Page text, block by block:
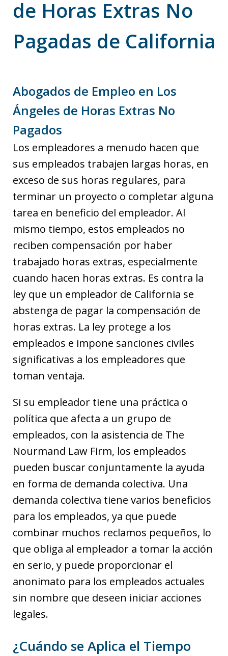
de Horas Extras No
Pagadas de California
Abogados de Empleo en Los
Ángeles de Horas Extras No
Pagados
Los empleadores a menudo hacen que
sus empleados trabajen largas horas, en
exceso de sus horas regulares, para
terminar un proyecto o completar alguna
tarea en beneficio del empleador. Al
mismo tiempo, estos empleados no
reciben compensación por haber
trabajado horas extras, especialmente
cuando hacen horas extras. Es contra la
ley que un empleador de California se
abstenga de pagar la compensación de
horas extras. La ley protege a los
empleados e impone sanciones civiles
significativas a los empleadores que
toman ventaja.
Si su empleador tiene una práctica o
política que afecta a un grupo de
empleados, con la asistencia de The
Nourmand Law Firm, los empleados
pueden buscar conjuntamente la ayuda
en forma de demanda colectiva. Una
demanda colectiva tiene varios beneficios
para los empleados, ya que puede
combinar muchos reclamos pequeños, lo
que obliga al empleador a tomar la acción
en serio, y puede proporcionar el
anonimato para los empleados actuales
sin nombre que deseen iniciar acciones
legales.
¿Cuándo se Aplica el Tiempo